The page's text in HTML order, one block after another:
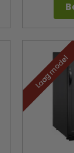
Laag model